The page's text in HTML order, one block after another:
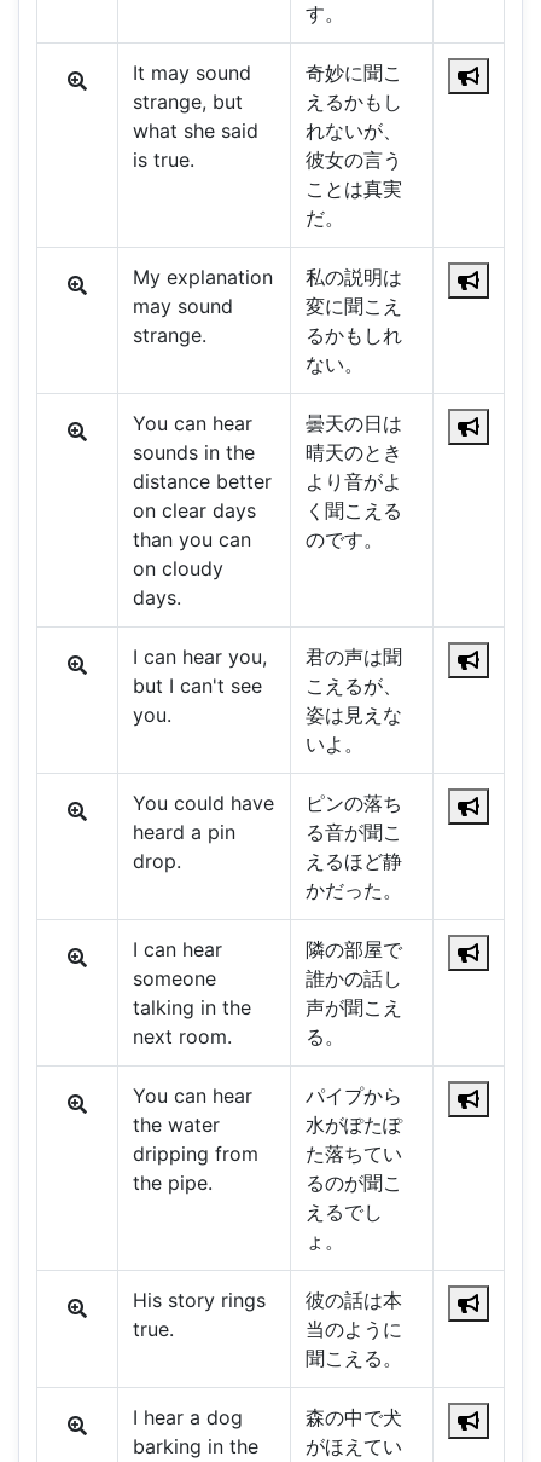
す。
It may sound
strange, but
what she said
is true.
奇妙に聞こ
えるかもし
れないが、
彼女の言う
ことは真実
だ。
My explanation
may sound
strange.
私の説明は
変に聞こえ
るかもしれ
ない。
You can hear
sounds in the
distance better
on clear days
than you can
on cloudy
days.
曇天の日は
晴天のとき
より音がよ
く聞こえる
のです。
I can hear you,
but I can't see
you.
君の声は聞
こえるが、
姿は見えな
いよ。
You could have
heard a pin
drop.
ピンの落ち
る音が聞こ
えるほど静
かだった。
I can hear
someone
talking in the
next room.
隣の部屋で
誰かの話し
声が聞こえ
る。
You can hear
the water
dripping from
the pipe.
パイプから
水がぽたぽ
た落ちてい
るのが聞こ
えるでし
ょ。
His story rings
true.
彼の話は本
当のように
聞こえる。
I hear a dog
barking in the
森の中で犬
がほえてい